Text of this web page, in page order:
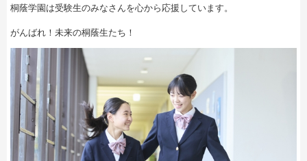
桐蔭学園は受験生のみなさんを心から応援しています。
がんばれ！未来の桐蔭生たち！